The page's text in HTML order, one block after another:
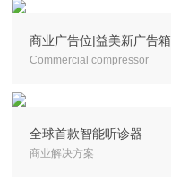
商业广告位|益美新广告箱
Commercial compressor
全球首款智能听诊器
商业解决方案